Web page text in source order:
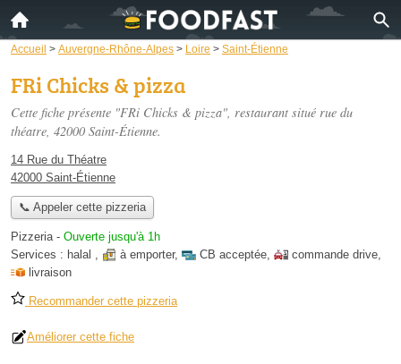
Accueil > Auvergne-Rhône-Alpes > Loire > Saint-Étienne
FRi Chicks & pizza
Cette fiche présente "FRi Chicks & pizza", restaurant situé rue du
théatre, 42000 Saint-Étienne.
14 Rue du Théatre
42000 Saint-Étienne
📞 Appeler cette pizzeria
Pizzeria- Ouverte jusqu'à 1h
Services : halal , à emporter, CB acceptée, commande drive,
livraison
Recommander cette pizzeria
Améliorer cette fiche